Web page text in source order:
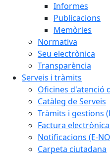
Informes
Publicacions
Memòries
Normativa
Seu electrònica
Transparència
Serveis i tràmits
Oficines d'atenció
Catàleg de Serveis
Tràmits i gestions
Factura electrònica
Notificacions (E-
Carpeta ciutadana